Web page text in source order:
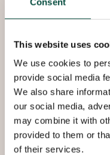
This website uses
We use cookies to
provide social media
We also share
our social media,
may combine it with
provided to them or
of their services.
Heizungs- und
Solarbezogene
Erdgas und
Abfall/
Kühlung und
Druckluft
Vakuum
Kraftstoff